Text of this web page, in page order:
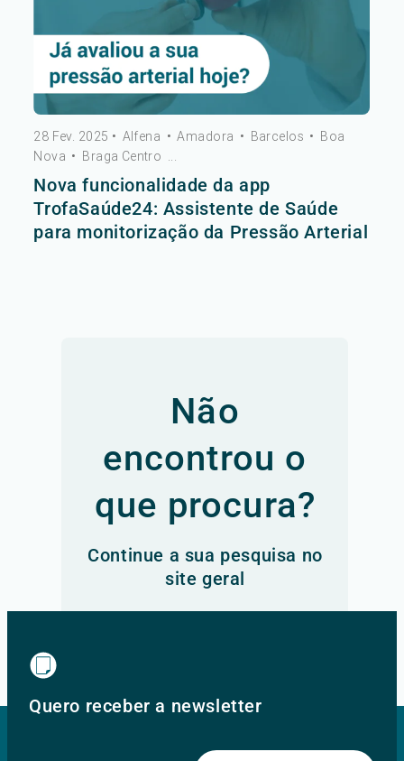
28 Fev. 2025 • Alfena • Amadora • Barcelos • Boa
Nova • Braga Centro ...
Nova funcionalidade da app
TrofaSaúde24: Assistente de Saúde
para monitorização da Pressão Arterial
Não
encontrou o
que procura?
Continue a sua pesquisa no
site geral
Quero receber a newsletter